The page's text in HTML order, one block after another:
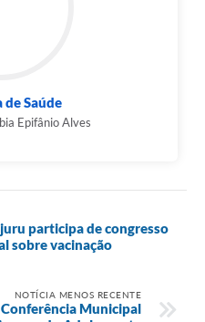
de Saúde
Epifânio Alves
participa de congresso
sobre vacinação
NOTÍCIA MENOS RECENTE
Municipal